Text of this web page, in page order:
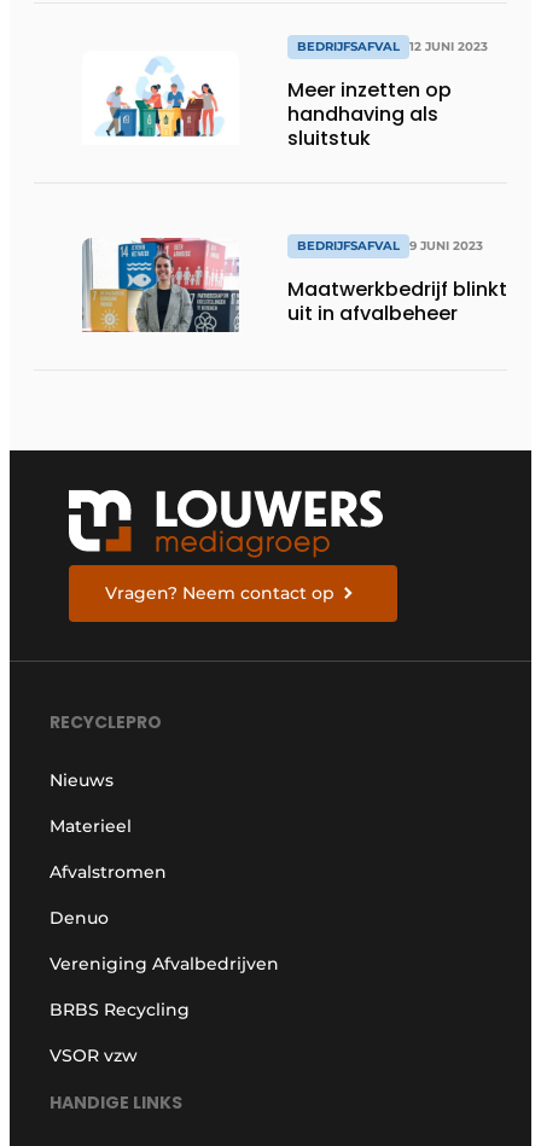
BEDRIJFSAFVAL 12 JUNI 2023
Meer inzetten op
handhaving als
sluitstuk
BEDRIJFSAFVAL 9 JUNI 2023
Maatwerkbedrijf blinkt
uit in afvalbeheer
Vragen? Neem contact op
RECYCLEPRO
Nieuws
Materieel
Afvalstromen
Denuo
Vereniging Afvalbedrijven
BRBS Recycling
VSOR vzw
HANDIGE LINKS